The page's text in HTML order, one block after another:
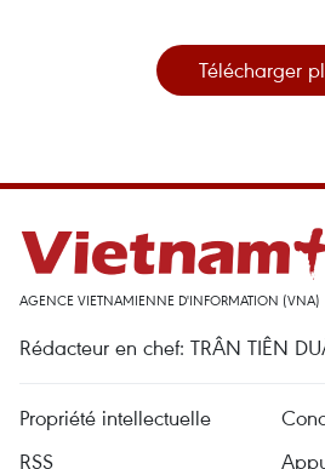
Télécharger
AGENCE VIETNAMIENNE D'INFORMATION (VNA)
Rédacteur en chef: TRÂN TIÊN
Propriété intellectuelle
RSS